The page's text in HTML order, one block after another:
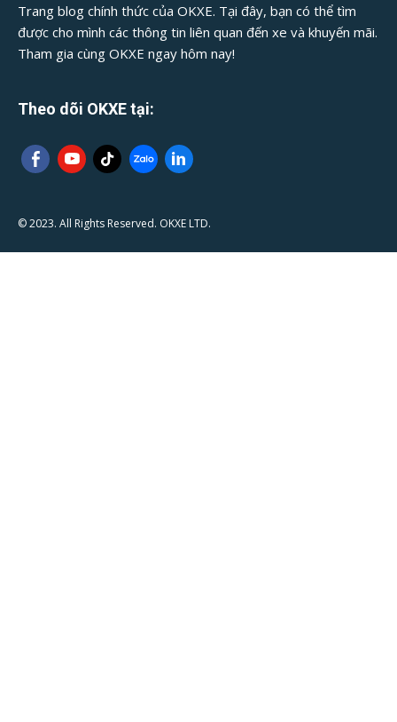
Trang blog chính thức của OKXE. Tại đây, bạn có thể tìm
được cho mình các thông tin liên quan đến xe và khuyến mãi.
Tham gia cùng OKXE ngay hôm nay!
Theo dõi OKXE tại:
© 2023. All Rights Reserved. OKXE LTD.